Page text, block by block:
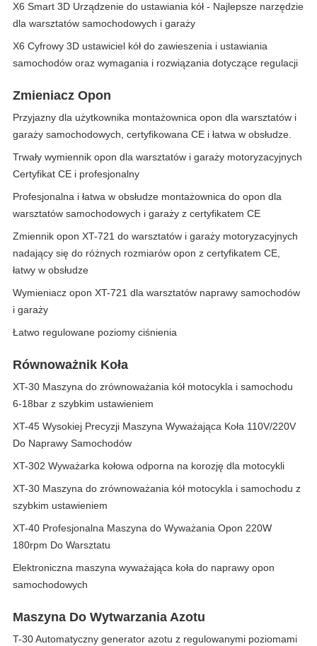
X6 Smart 3D Urządzenie do ustawiania kół - Najlepsze narzędzie
dla warsztatów samochodowych i garaży
X6 Cyfrowy 3D ustawiciel kół do zawieszenia i ustawiania
samochodów oraz wymagania i rozwiązania dotyczące regulacji
Zmieniacz Opon
Przyjazny dla użytkownika montażownica opon dla warsztatów i
garaży samochodowych, certyfikowana CE i łatwa w obsłudze.
Trwały wymiennik opon dla warsztatów i garaży motoryzacyjnych
Certyfikat CE i profesjonalny
Profesjonalna i łatwa w obsłudze montażownica do opon dla
warsztatów samochodowych i garaży z certyfikatem CE
Zmiennik opon XT-721 do warsztatów i garaży motoryzacyjnych
nadający się do różnych rozmiarów opon z certyfikatem CE,
łatwy w obsłudze
Wymieniacz opon XT-721 dla warsztatów naprawy samochodów
i garaży
Łatwo regulowane poziomy ciśnienia
Równoważnik Koła
XT-30 Maszyna do zrównoważania kół motocykla i samochodu
6-18bar z szybkim ustawieniem
XT-45 Wysokiej Precyzji Maszyna Wyważająca Koła 110V/220V
Do Naprawy Samochodów
XT-302 Wyważarka kołowa odporna na korozję dla motocykli
XT-30 Maszyna do zrównoważania kół motocykla i samochodu z
szybkim ustawieniem
XT-40 Profesjonalna Maszyna do Wyważania Opon 220W
180rpm Do Warsztatu
Elektroniczna maszyna wyważająca koła do naprawy opon
samochodowych
Maszyna Do Wytwarzania Azotu
T-30 Automatyczny generator azotu z regulowanymi poziomami